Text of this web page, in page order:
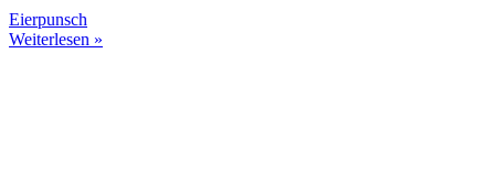
Eierpunsch
Weiterlesen »